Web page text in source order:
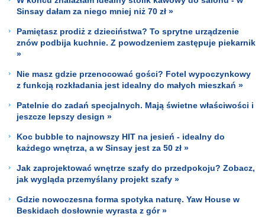
Sinsay dałam za niego mniej niż 70 zł »
Pamiętasz prodiż z dzieciństwa? To sprytne urządzenie
znów podbija kuchnie. Z powodzeniem zastępuje piekarnik
»
Nie masz gdzie przenocować gości? Fotel wypoczynkowy
z funkcją rozkładania jest idealny do małych mieszkań »
Patelnie do zadań specjalnych. Mają świetne właściwości i
jeszcze lepszy design »
Koc bubble to najnowszy HIT na jesień - idealny do
każdego wnętrza, a w Sinsay jest za 50 zł »
Jak zaprojektować wnętrze szafy do przedpokoju? Zobacz,
jak wygląda przemyślany projekt szafy »
Gdzie nowoczesna forma spotyka naturę. Yaw House w
Beskidach dosłownie wyrasta z gór »